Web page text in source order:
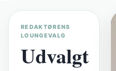
REDAKTØRENS
LOUNGEVALG
Udvalgt